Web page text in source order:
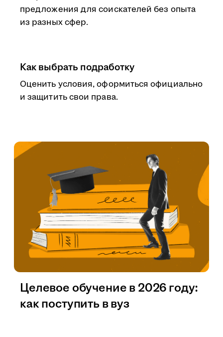
предложения для соискателей без опыта
из разных сфер.
Как выбрать подработку
Оценить условия, оформиться официально
и защитить свои права.
Целевое обучение в 2026 году:
как поступить в вуз